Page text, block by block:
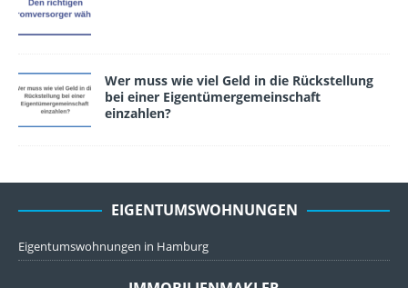
Wer muss wie viel Geld in die Rückstellung
bei einer Eigentümergemeinschaft
einzahlen?
EIGENTUMSWOHNUNGEN
Eigentumswohnungen in Hamburg